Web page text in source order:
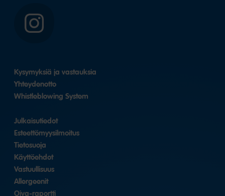
Instagram
Kysymyksiä ja vastauksia
Yhteydenotto
Whistleblowing System
Julkaisutiedot
Esteettömyysilmoitus
Tietosuoja
Käyttöehdot
Vastuullisuus
Allergeenit
Oiva-raportti